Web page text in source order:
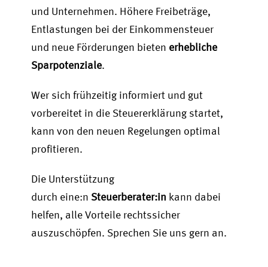
und Unternehmen. Höhere Freibeträge,
Entlastungen bei der Einkommensteuer
und neue Förderungen bieten erhebliche
Sparpotenziale.
Wer sich frühzeitig informiert und gut
vorbereitet in die Steuererklärung startet,
kann von den neuen Regelungen optimal
profitieren.
Die Unterstützung
durch eine:n Steuerberater:in kann dabei
helfen, alle Vorteile rechtssicher
auszuschöpfen. Sprechen Sie uns gern an.